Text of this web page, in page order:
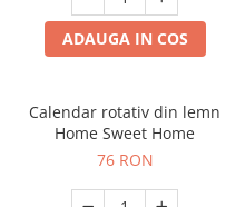
ADAUGA IN COS
Calendar rotativ din lemn
Home Sweet Home
76 RON